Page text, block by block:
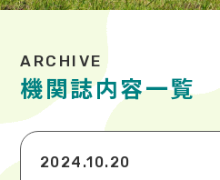
機関誌内容一覧
2024.10.20